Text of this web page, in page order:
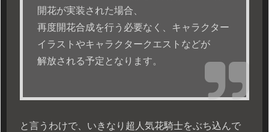
開花が実装された場合、
再度開花合成を行う必要なく、キャラクター
イラストやキャラクタークエストなどが
解放される予定となります。
と言うわけで、いきなり超人気花騎士をぶち込んで